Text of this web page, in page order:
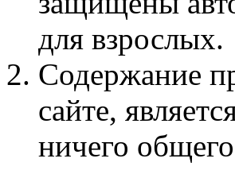
для взрослых.
Содержание
сайте,
ничего